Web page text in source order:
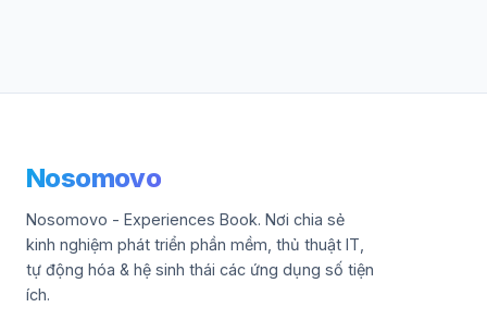
Nosomovo
Nosomovo - Experiences Book. Nơi chia sẻ
kinh nghiệm phát triển phần mềm, thủ thuật IT,
tự động hóa & hệ sinh thái các ứng dụng số tiện
ích.